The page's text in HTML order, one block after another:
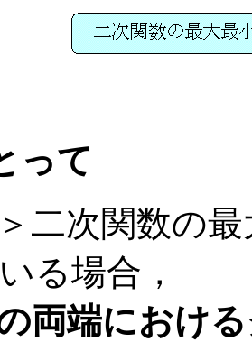
って
二次関数の最
る場合，
両端におけ